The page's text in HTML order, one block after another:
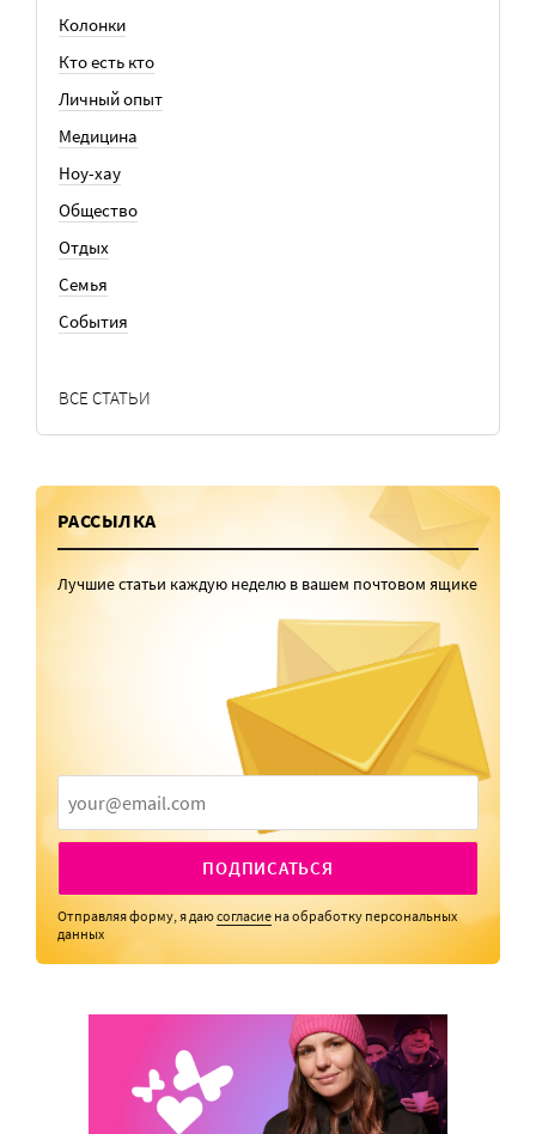
Колонки
Кто есть кто
Личный опыт
Медицина
Ноу-хау
Общество
Отдых
Семья
События
ВСЕ СТАТЬИ
РАССЫЛКА
Лучшие статьи каждую неделю в вашем почтовом ящике
ПОДПИСАТЬСЯ
Отправляя форму, я даюсогласие на обработку персональных
данных